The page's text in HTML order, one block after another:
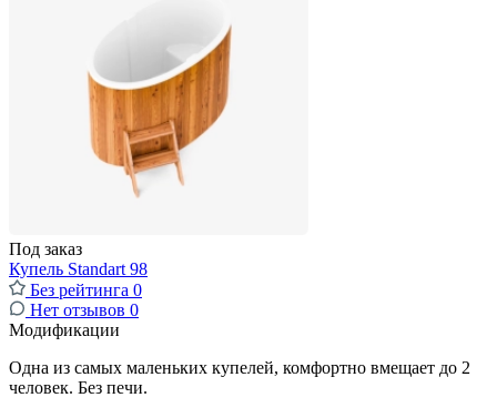
Под заказ
Купель Standart 98
Без рейтинга 0
Нет отзывов 0
Модификации
Одна из самых маленьких купелей, комфортно вмещает до 2
человек. Без печи.